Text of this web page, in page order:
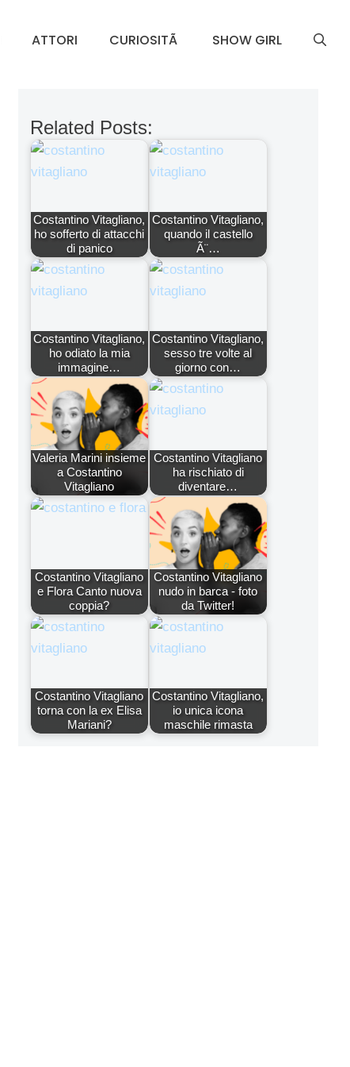
ATTORI CURIOSITÃ SHOW GIRL
Related Posts:
Costantino Vitagliano,
ho sofferto di attacchi
di panico
Costantino Vitagliano,
quando il castello
Ã¨…
Costantino Vitagliano,
ho odiato la mia
immagine…
Costantino Vitagliano,
sesso tre volte al
giorno con…
Valeria Marini insieme
a Costantino
Vitagliano
Costantino Vitagliano
ha rischiato di
diventare…
Costantino Vitagliano
e Flora Canto nuova
coppia?
Costantino Vitagliano
nudo in barca - foto
da Twitter!
Costantino Vitagliano
torna con la ex Elisa
Mariani?
Costantino Vitagliano,
io unica icona
maschile rimasta